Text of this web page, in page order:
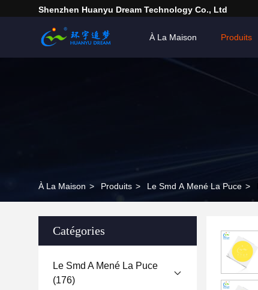
Shenzhen Huanyu Dream Technology Co., Ltd
À La Maison Produits
À La Maison > Produits > Le Smd A Mené La Puce >
Catégories
Le Smd A Mené La Puce
(176)